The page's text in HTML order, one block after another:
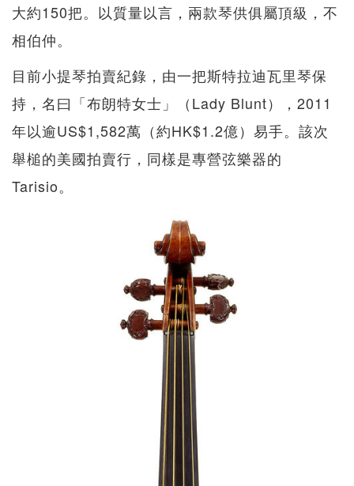
大約150把。以質量以言，兩款琴供俱屬頂級，不
相伯仲。
目前小提琴拍賣紀錄，由一把斯特拉迪瓦里琴保
持，名曰「布朗特女士」（Lady Blunt），2011
年以逾US$1,582萬（約HK$1.2億）易手。該次
舉槌的美國拍賣行，同樣是專營弦樂器的
Tarisio。